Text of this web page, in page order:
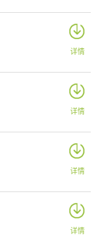
详情
详情
详情
详情